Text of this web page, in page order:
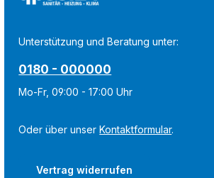
Unterstützung und Beratung unter:
0180 - 000000
Mo-Fr, 09:00 - 17:00 Uhr
Oder über unserKontaktformular.
Vertrag widerrufen